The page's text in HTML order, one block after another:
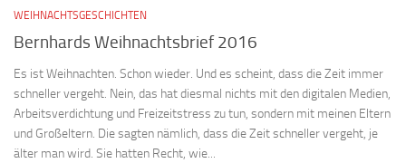
WEIHNACHTSGESCHICHTEN
Bernhards Weihnachtsbrief 2016
Es ist Weihnachten. Schon wieder. Und es scheint, dass die Zeit immer
schneller vergeht. Nein, das hat diesmal nichts mit den digitalen Medien,
Arbeitsverdichtung und Freizeitstress zu tun, sondern mit meinen Eltern
und Großeltern. Die sagten nämlich, dass die Zeit schneller vergeht, je
älter man wird. Sie hatten Recht, wie...